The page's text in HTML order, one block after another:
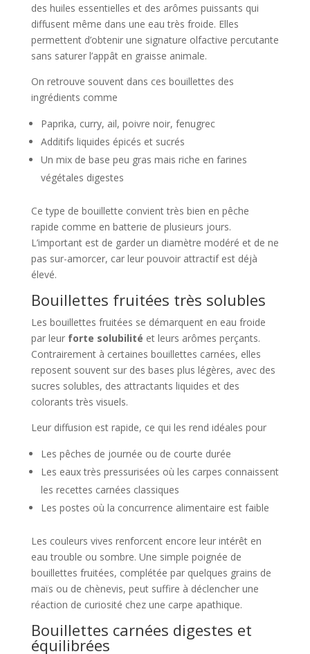
des huiles essentielles et des arômes puissants qui
diffusent même dans une eau très froide. Elles
permettent d’obtenir une signature olfactive percutante
sans saturer l’appât en graisse animale.
On retrouve souvent dans ces bouillettes des
ingrédients comme
Paprika, curry, ail, poivre noir, fenugrec
Additifs liquides épicés et sucrés
Un mix de base peu gras mais riche en farines
végétales digestes
Ce type de bouillette convient très bien en pêche
rapide comme en batterie de plusieurs jours.
L’important est de garder un diamètre modéré et de ne
pas sur-amorcer, car leur pouvoir attractif est déjà
élevé.
Bouillettes fruitées très solubles
Les bouillettes fruitées se démarquent en eau froide
par leur forte solubilité et leurs arômes perçants.
Contrairement à certaines bouillettes carnées, elles
reposent souvent sur des bases plus légères, avec des
sucres solubles, des attractants liquides et des
colorants très visuels.
Leur diffusion est rapide, ce qui les rend idéales pour
Les pêches de journée ou de courte durée
Les eaux très pressurisées où les carpes connaissent
les recettes carnées classiques
Les postes où la concurrence alimentaire est faible
Les couleurs vives renforcent encore leur intérêt en
eau trouble ou sombre. Une simple poignée de
bouillettes fruitées, complétée par quelques grains de
maïs ou de chènevis, peut suffire à déclencher une
réaction de curiosité chez une carpe apathique.
Bouillettes carnées digestes et
équilibrées